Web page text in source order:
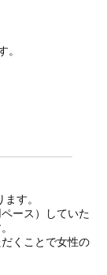
。
す。
ース）していた
くことで女性の